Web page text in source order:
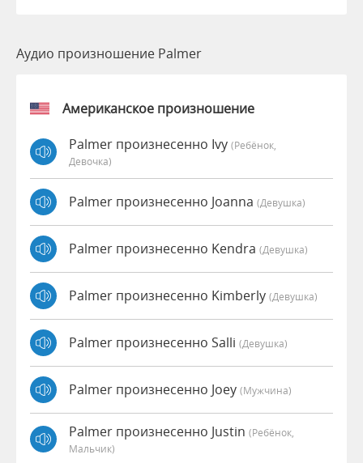
Аудио произношение Palmer
Американское произношение
Palmer произнесенно Ivy (Ребёнок,
Девочка)
Palmer произнесенно Joanna (девушка)
Palmer произнесенно Kendra (девушка)
Palmer произнесенно Kimberly (девушка)
Palmer произнесенно Salli (девушка)
Palmer произнесенно Joey (мужчина)
Palmer произнесенно Justin (Ребёнок,
Мальчик)